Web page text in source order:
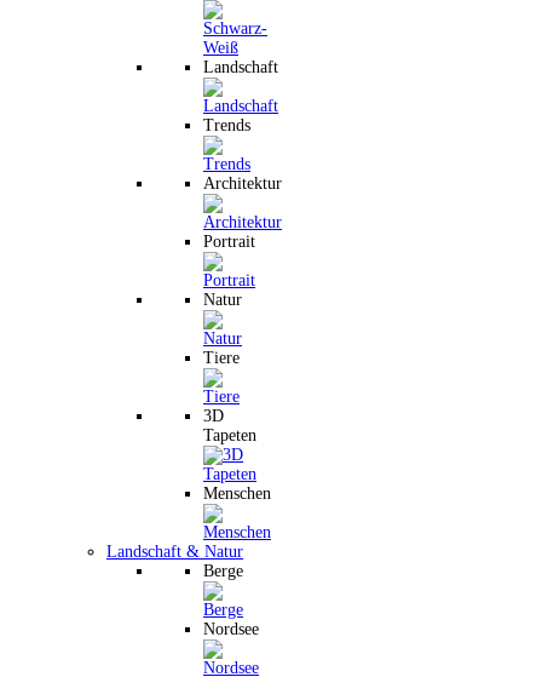
Landschaft
Trends
Architektur
Portrait
Natur
Tiere
3D
Tapeten
Menschen
Landschaft & Natur
Berge
Nordsee